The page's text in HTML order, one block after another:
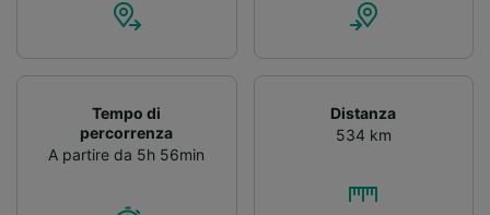
Tempo di
percorrenza
A partire da 5h 56min
Distanza
534 km